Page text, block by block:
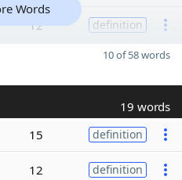
12 definition
Words
10 of 58 words
19 words
15 definition
12 definition